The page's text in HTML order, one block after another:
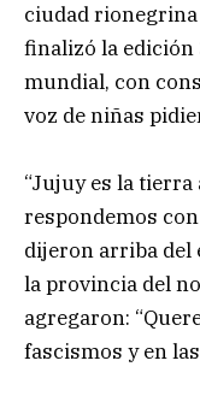
ciudad rionegrina
finalizó la edición
mundial, con
voz de niñas
“Jujuy es la tierra
respondemos
dijeron arriba del
la provincia del
agregaron:
fascismos y en